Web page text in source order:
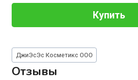
Купить
Метки
записи:
ДжиЭсЭс Косметикс ООО
Отзывы